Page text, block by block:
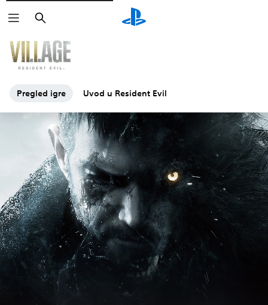
Pretraga
Pregled igre Uvod u Resident Evil